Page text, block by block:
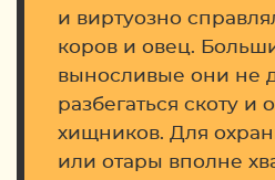
и виртуозно
коров и овец.
выносливые они не
разбегаться скоту и
хищников. Для
или отары вполне